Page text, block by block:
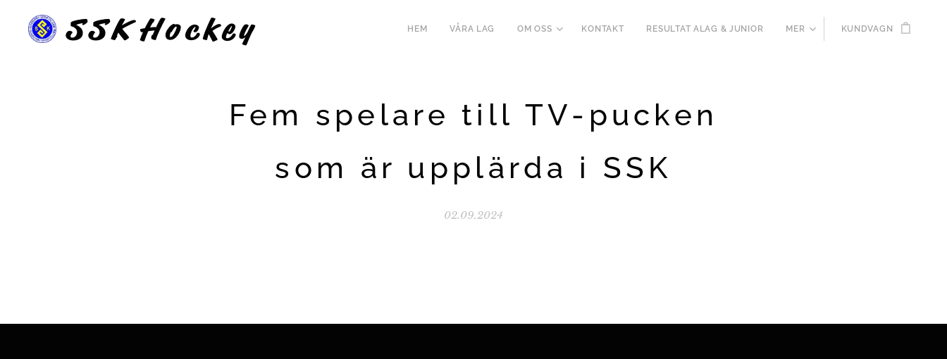
SSKHockey HEM VÅRA LAG OM OSS KONTAKT RESULTAT ALAG & JUNIOR MER KUNDVAGN
Fem spelare till TV-pucken
som är upplärda i SSK
02.09.2024